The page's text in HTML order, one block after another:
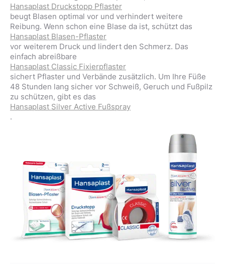
Hansaplast Druckstopp Pflaster
beugt Blasen optimal vor und verhindert weitere
Reibung. Wenn schon eine Blase da ist, schützt das
Hansaplast Blasen-Pflaster
vor weiterem Druck und lindert den Schmerz. Das
einfach abreißbare
Hansaplast Classic Fixierpflaster
sichert Pflaster und Verbände zusätzlich. Um Ihre Füße
48 Stunden lang sicher vor Schweiß, Geruch und Fußpilz
zu schützen, gibt es das
Hansaplast Silver Active Fußspray
.